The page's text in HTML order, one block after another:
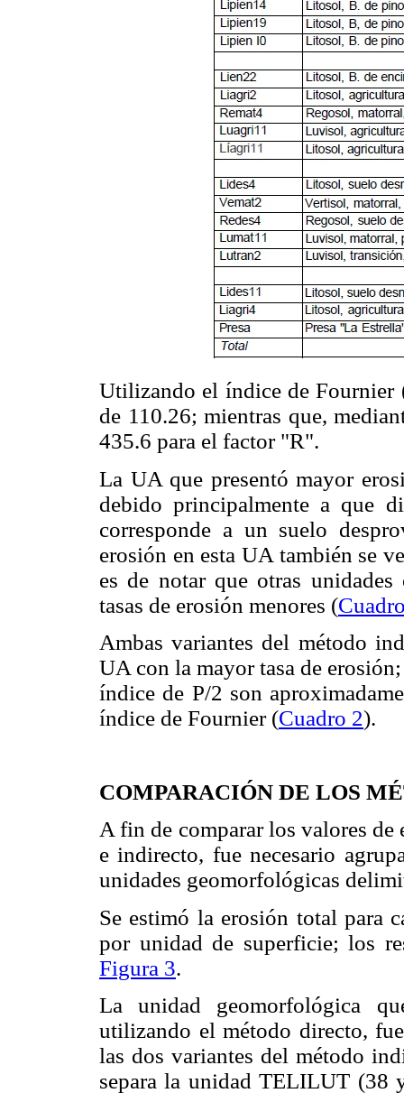
Utilizando el índice de Fournier
de 110.26; mientras que,
435.6 para el factor "R".
La UA que presentó mayor
debido principalmente a que
corresponde a un suelo
erosión en esta UA también se
es de notar que otras
tasas de erosión menores (
Ambas variantes del método
UA con la mayor tasa de
índice de P/2 son
índice de Fournier (Cuadro 2).
COMPARACIÓN DE LOS
A fin de comparar los valores
e indirecto, fue necesario
unidades geomorfológicas
Se estimó la erosión total para
por unidad de superficie; los
Figura 3.
La unidad geomorfológica
utilizando el método directo,
las dos variantes del método
separa la unidad TELILUT (38